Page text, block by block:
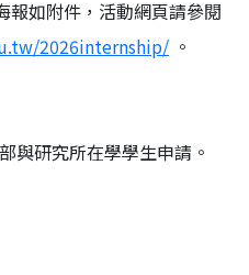
報如附件，活動網頁請參閱
2026internship/ 。
與研究所在學學生申請。